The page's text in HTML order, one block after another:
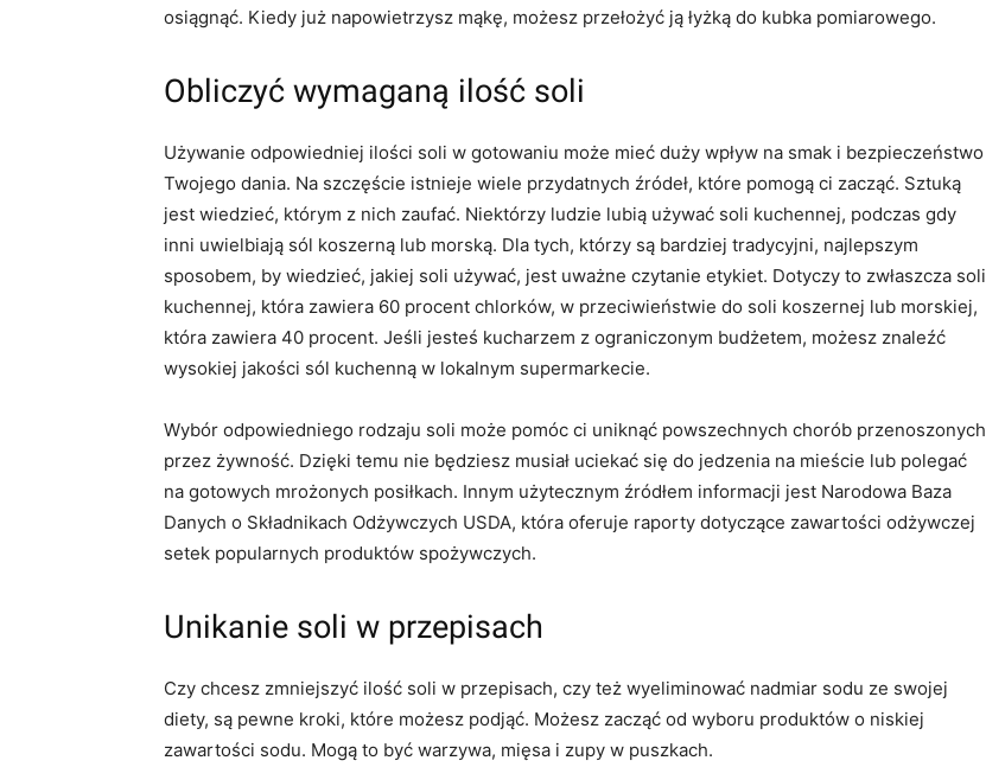
osiągnąć. Kiedy już napowietrzysz mąkę, możesz przełożyć ją łyżką do kubka pomiarowego.
Obliczyć wymaganą ilość soli
Używanie odpowiedniej ilości soli w gotowaniu może mieć duży wpływ na smak i bezpieczeństwo
Twojego dania. Na szczęście istnieje wiele przydatnych źródeł, które pomogą ci zacząć. Sztuką
jest wiedzieć, którym z nich zaufać. Niektórzy ludzie lubią używać soli kuchennej, podczas gdy
inni uwielbiają sól koszerną lub morską. Dla tych, którzy są bardziej tradycyjni, najlepszym
sposobem, by wiedzieć, jakiej soli używać, jest uważne czytanie etykiet. Dotyczy to zwłaszcza soli
kuchennej, która zawiera 60 procent chlorków, w przeciwieństwie do soli koszernej lub morskiej,
która zawiera 40 procent. Jeśli jesteś kucharzem z ograniczonym budżetem, możesz znaleźć
wysokiej jakości sól kuchenną w lokalnym supermarkecie.
Wybór odpowiedniego rodzaju soli może pomóc ci uniknąć powszechnych chorób przenoszonych
przez żywność. Dzięki temu nie będziesz musiał uciekać się do jedzenia na mieście lub polegać
na gotowych mrożonych posiłkach. Innym użytecznym źródłem informacji jest Narodowa Baza
Danych o Składnikach Odżywczych USDA, która oferuje raporty dotyczące zawartości odżywczej
setek popularnych produktów spożywczych.
Unikanie soli w przepisach
Czy chcesz zmniejszyć ilość soli w przepisach, czy też wyeliminować nadmiar sodu ze swojej
diety, są pewne kroki, które możesz podjąć. Możesz zacząć od wyboru produktów o niskiej
zawartości sodu. Mogą to być warzywa, mięsa i zupy w puszkach.